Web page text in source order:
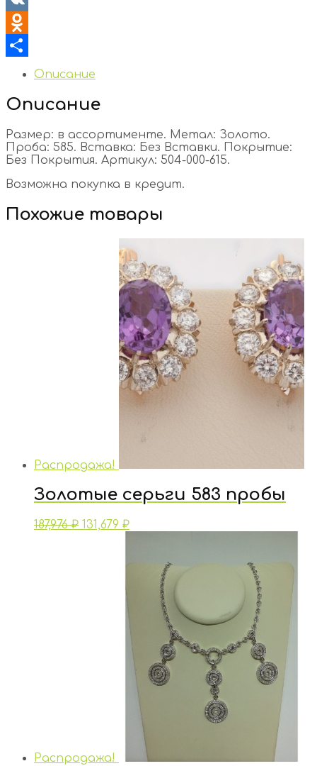
VK
Odnoklassniki
Отправить
Описание
Описание
Размер: в ассортименте. Метал: Золото.
Проба: 585. Вставка: Без Вставки. Покрытие:
Без Покрытия. Артикул: 504-000-615.
Возможна покупка в кредит.
Похожие товары
Распродажа!
Золотые серьги 583 пробы
187,976₽ 131,679 ₽
Распродажа!